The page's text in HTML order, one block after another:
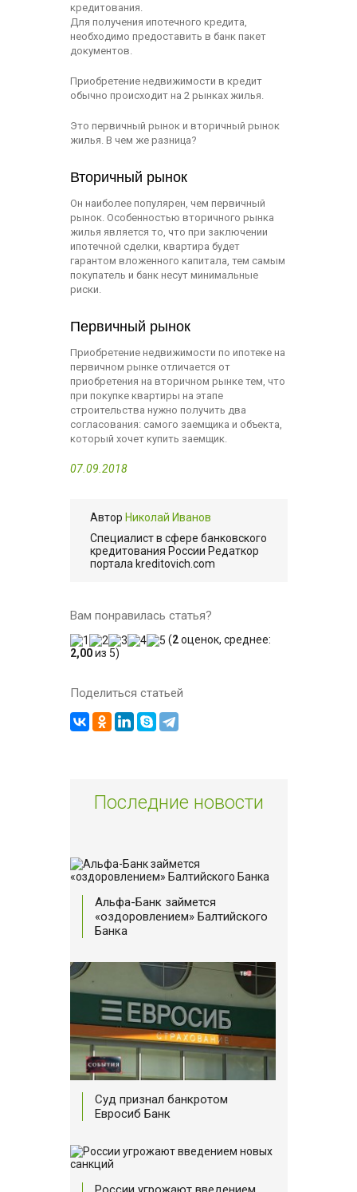
кредитования.
Для получения ипотечного кредита,
необходимо предоставить в банк пакет
документов.
Приобретение недвижимости в кредит
обычно происходит на 2 рынках жилья.
Это первичный рынок и вторичный рынок
жилья. В чем же разница?
Вторичный рынок
Он наиболее популярен, чем первичный
рынок. Особенностью вторичного рынка
жилья является то, что при заключении
ипотечной сделки, квартира будет
гарантом вложенного капитала, тем самым
покупатель и банк несут минимальные
риски.
Первичный рынок
Приобретение недвижимости по ипотеке на
первичном рынке отличается от
приобретения на вторичном рынке тем, что
при покупке квартиры на этапе
строительства нужно получить два
согласования: самого заемщика и объекта,
который хочет купить заемщик.
07.09.2018
Автор Николай Иванов
Cпециалист в сфере банковского
кредитования России Редаткор
портала kreditovich.com
Вам понравилась статья?
(2оценок, среднее:
2,00из 5)
Поделиться статьей
Последние новости
Альфа-Банк займется
«оздоровлением» Балтийского
Банка
Суд признал банкротом
Евросиб Банк